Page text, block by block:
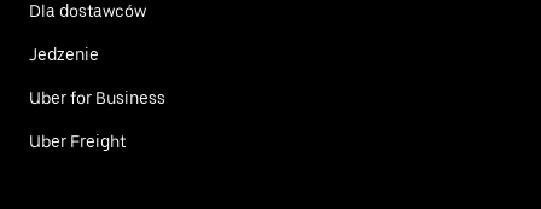
Dla dostawców
Jedzenie
Uber for Business
Uber Freight